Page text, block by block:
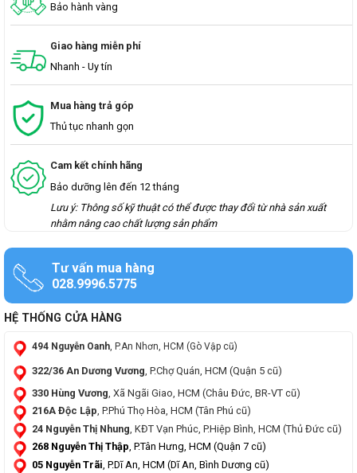
Bảo hành vàng
Giao hàng miễn phí
Nhanh - Uy tín
Mua hàng trả góp
Thủ tục nhanh gọn
Cam kết chính hãng
Bảo dưỡng lên đến 12 tháng
Lưu ý: Thông số kỹ thuật có thể được thay đổi từ nhà sản xuất
nhằm nâng cao chất lượng sản phẩm
Tư vấn mua hàng
028.9996.5775
HỆ THỐNG CỬA HÀNG
494 Nguyễn Oanh, P.An Nhơn, HCM (Gò Vập cũ)
322/36 An Dương Vương, P.Chợ Quán, HCM (Quận 5 cũ)
330 Hùng Vương , Xã Ngãi Giao, HCM (Châu Đức, BR-VT cũ)
216A Độc Lập, P.Phú Thọ Hòa, HCM (Tân Phú cũ)
24 Nguyễn Thị Nhung , KĐT Vạn Phúc, P.Hiệp Bình, HCM (Thủ Đức cũ)
268 Nguyễn Thị Thập, P.Tân Hưng, HCM (Quận 7 cũ)
05 Nguyễn Trãi , P.Dĩ An, HCM (Dĩ An, Bình Dương cũ)